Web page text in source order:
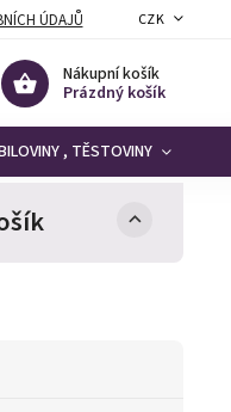
ÚDAJŮ CZK
Nákupní košík
Prázdný košík
, TĚSTOVINY